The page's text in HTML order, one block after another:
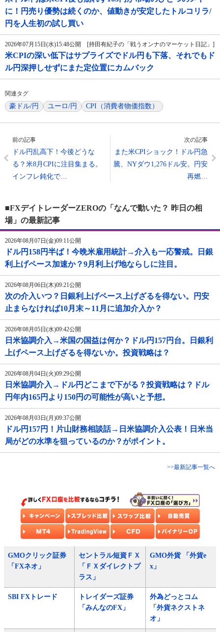
に！円売り優勢は続くのか、値動きが安定したトルコリラ/
円を人生初の試し買い
2026年07月15日(水)15:48公開 [持田有紀子の「戦うオンナのマーケット日記」]
米CPIの深い低下はサプライズでドル円も下落、それでもド
ル円深押しせずにまた定位置にカムバック
関連タグ
豪ドル/円 ユーロ/円 CPI（消費者物価指数）
前の記事
ドル円乱高下！今後どうな
る？米8月CPIに注目集まる。
インフレ鈍化で…
次の記事
また米CPIショック！ドル円急
騰、NYダウ1,276ドル安。円安
再燃…
■FXデイトレーダーZEROの「なんで動いた？ 昨日の相
場」の最新記事
2026年08月07日(金)09:11公開
ドル円158円半ば！今晩米雇用統計→介入も一応警戒。日銀
利上げペース加速か？9月利上げ地ならしに注目。
2026年08月06日(木)09:21公開
次の介入いつ？日銀利上げペース上げざるを得ない。円安
止まらなければ10月末～11月に追加介入か？
2026年08月05日(水)09:42公開
日米協調介入→米国の国益は何か？ドル円157円台。日銀利
上げペース上げざるを得ないか。投資戦略は？
2026年08月04日(火)09:29公開
日米協調介入→ドル円どこまで下がる？投資戦略は？ドル
円年内165円より150円の可能性が高いと予想。
2026年08月03日(月)09:37公開
ドル円157円！片山財務相談話→日米協調介入公表！日米当
局がどの水準を狙っているのか？がポイント。
>>最新記事一覧へ
GMOクリック証券
「FXネオ」
セントラル短資ＦＸ
「ＦＸダイレクトプ
ラス」
GMO外貨 「外貨e
x」
SBI FXトレード
トレイダーズ証券
「みんなのFX」
外為どっとコム
「外貨ネクストネ
オ」